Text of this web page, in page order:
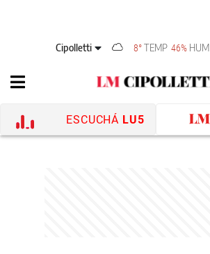
Cipolletti 8°TEMP 46% HUM
ESCUCHÁ LU5